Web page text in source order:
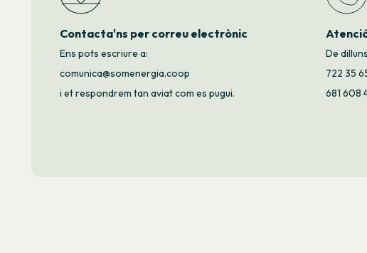
Contacta'ns per correu electrònic
Ens pots escriure a:
comunica@somenergia.coop
i et respondrem tan aviat com es pugui.
De
722 35
681 608